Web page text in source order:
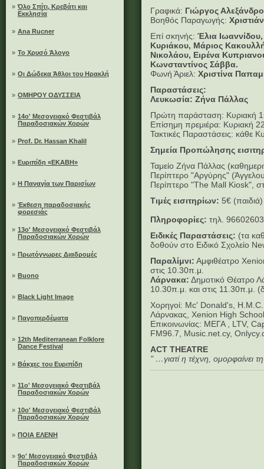
» Όλο Σπίτι, Κρεβάτι και
Εκκλησία
» Ana Rucner
» Το Χρυσό Άλογο
» Οι Δώδεκα Άθλοι του Ηρακλή
» ΟΜΗΡΟΥ ΟΔΥΣΣΕΙΑ
» 14ο' Μεσογειακό Φεστιβάλ
Παραδοσιακών Χορών
» Prof. Dr. Hassan Khalil
» Ευριπίδη «ΕΚΑΒΗ»
» Η Παναγία των Παρισίων
» Έκθεση παραδοσιακής
φορεσιάς
» 13ο' Μεσογειακό Φεστιβάλ
Παραδοσιακών Χορών
» Πρωτόγνωρες Διαδρομές
» Buono
» Black Light Image
» Παγοπερδέματα
» 12th Mediterranean Folklore
Dance Festival
» Βάκχες του Ευριπίδη
» 11ο' Μεσογειακό Φεστιβάλ
Παραδοσιακών Χορών
» 10ο' Μεσογειακό Φεστιβάλ
Παραδοσιακών Χορών
» ΠΟΙΑ ΕΛΕΝΗ
» 9ο' Μεσογειακό Φεστιβάλ
Παραδοσιακών Χορών
Γραφικά: Γιώργος
Βοηθός Παραγωγής:
Επί σκηνής: Έλια
Κυριάκου, Μάριος
Νικολάου, Ειρένα
Κωνσταντίνος Σάββα.
Φωνή Άριελ: Χριστίνα
Παραστάσεις:
Λευκωσία: Ζήνα Πάλλας
Πρώτη παράσταση: Κυριακή
Επίσημη πρεμιέρα: Κυριακή
Τακτικές Παραστάσεις: κάθε
Σημεία Προπώλησης
Ταμείο Ζήνα Πάλλας
Περίπτερο "Αργύρης"
Περίπτερο "The Mall Kiosk",
Τιμές εισιτηρίων: 5€
Πληροφορίες: τηλ. 96602603
Ειδικές Παραστάσεις: (τα
δοθούν στο Ειδικό Σχολείο
Παραλίμνι: Αμφιθέατρο
στις 10.30π.μ.
Λάρνακα: Δημοτικό Θέατρο
10.30π.μ. και στις 11.30π.μ.
Χορηγοί: Mc' Donald's,
Λάρνακας, Xenion High
Επικοινωνίας: ΜΕΓΑ , LTV,
FM96.7, Music.net.cy,
ACT THEATRE
" …γιατί η τέχνη, ομορφαίνει